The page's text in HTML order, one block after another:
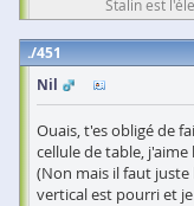
Stalin est
451
Nil
Ouais, t'es obligé de
cellule de table, j'aime
(Non mais il faut
vertical est pourri et